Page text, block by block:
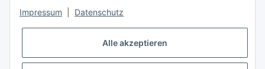
Vertrag widerrufen
Impressum Datenschutz
Alle akzeptieren